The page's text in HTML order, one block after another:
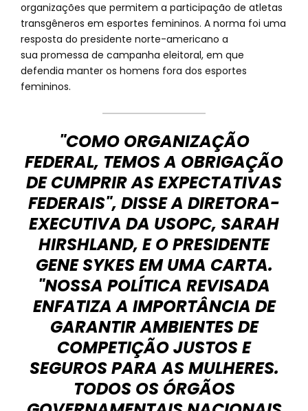
organizações que permitem a participação de atletas
transgêneros em esportes femininos. A norma foi uma
resposta do presidente norte-americano a
sua promessa de campanha eleitoral, em que
defendia manter os homens fora dos esportes
femininos.
"COMO ORGANIZAÇÃO
FEDERAL, TEMOS A OBRIGAÇÃO
DE CUMPRIR AS EXPECTATIVAS
FEDERAIS", DISSE A DIRETORA-
EXECUTIVA DA USOPC, SARAH
HIRSHLAND, E O PRESIDENTE
GENE SYKES EM UMA CARTA.
"NOSSA POLÍTICA REVISADA
ENFATIZA A IMPORTÂNCIA DE
GARANTIR AMBIENTES DE
COMPETIÇÃO JUSTOS E
SEGUROS PARA AS MULHERES.
TODOS OS ÓRGÃOS